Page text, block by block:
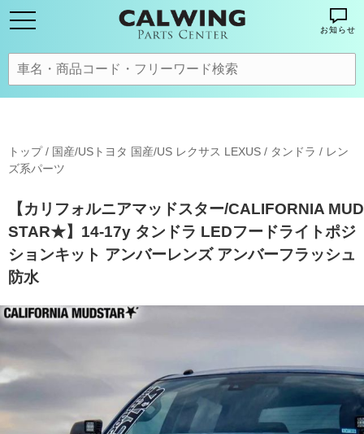
お知らせ
トップ/ 国産/USトヨタ 国産/US レクサス LEXUS / タンドラ / レン
ズ系パーツ
【カリフォルニアマッドスター/CALIFORNIA MUD
STAR★】14-17y タンドラ LEDフードライトポジ
ションキット アンバーレンズ アンバーフラッシュ
防水